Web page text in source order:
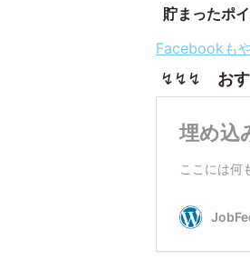
貯まったポ
Facebookも
↯↯↯ お